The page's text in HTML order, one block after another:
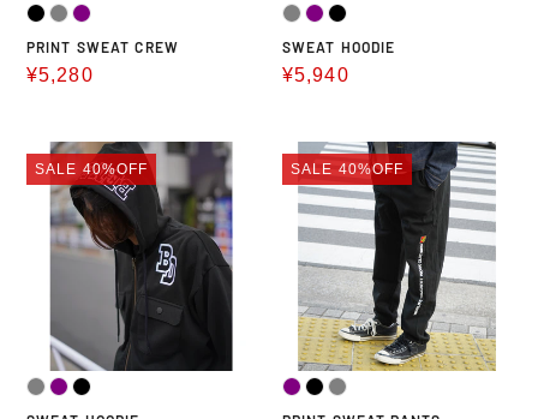
PRINT SWEAT CREW
販
格
¥5,280
SWEAT HOODIE
販
格
¥5,940
SWEAT
HOODIE
SALE 40%OFF
PRINT
SWEAT
PANTS
SALE 40%OFF